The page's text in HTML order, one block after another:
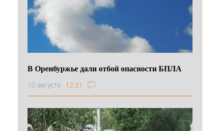
В Оренбуржье дали отбой опасности БПЛА
10 августа 12:31